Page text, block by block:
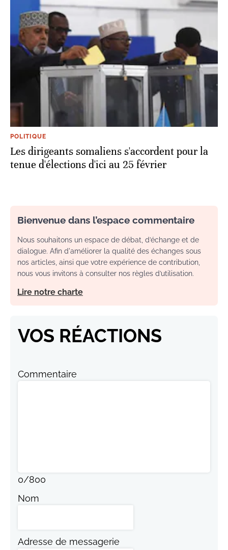
POLITIQUE
Les dirigeants somaliens s'accordent pour la
tenue d'élections d'ici au 25 février
Bienvenue dans l’espace commentaire
Nous souhaitons un espace de débat, d’échange et de
dialogue. Afin d'améliorer la qualité des échanges sous
nos articles, ainsi que votre expérience de contribution,
nous vous invitons à consulter nos règles d’utilisation.
Lire notre charte
VOS RÉACTIONS
Commentaire
0/800
Nom
Adresse de messagerie